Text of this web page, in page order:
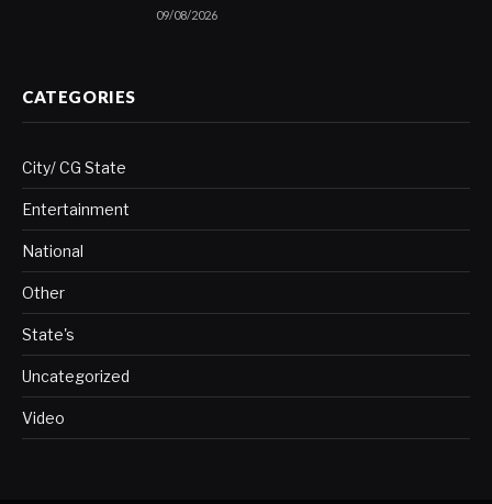
09/08/2026
CATEGORIES
City/ CG State
Entertainment
National
Other
State's
Uncategorized
Video